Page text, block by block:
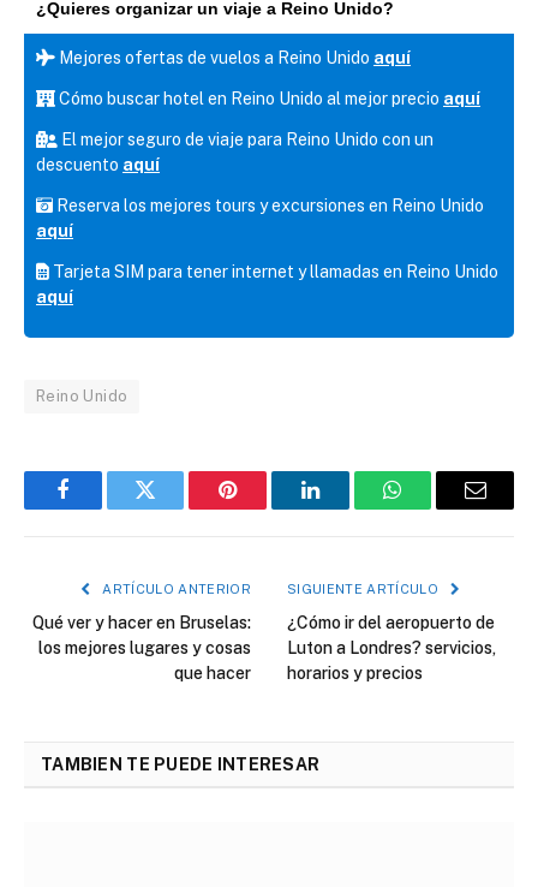
¿Quieres organizar un viaje a Reino Unido?
Mejores ofertas de vuelos a Reino Unido aquí
Cómo buscar hotel en Reino Unido al mejor precio aquí
El mejor seguro de viaje para Reino Unido con un
descuento aquí
Reserva los mejores tours y excursiones en Reino Unido
aquí
Tarjeta SIM para tener internet y llamadas en Reino Unido
aquí
Reino Unido
FacebookTwitter Pinterest LinkedInWhatsAppCorreo
ARTÍCULO ANTERIOR
Qué ver y hacer en Bruselas:
los mejores lugares y cosas
que hacer
SIGUIENTE ARTÍCULO
¿Cómo ir del aeropuerto de
Luton a Londres? servicios,
horarios y precios
TAMBIEN TE PUEDE INTERESAR